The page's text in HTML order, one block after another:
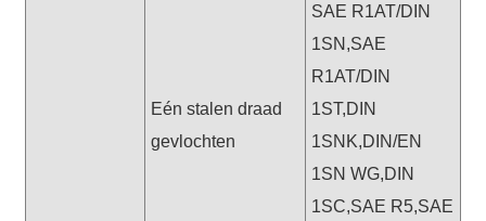
Eén stalen draad
gevlochten
SAE R1AT/DIN
1SN,SAE
R1AT/DIN
1ST,DIN
1SNK,DIN/EN
1SN WG,DIN
1SC,SAE R5,SAE